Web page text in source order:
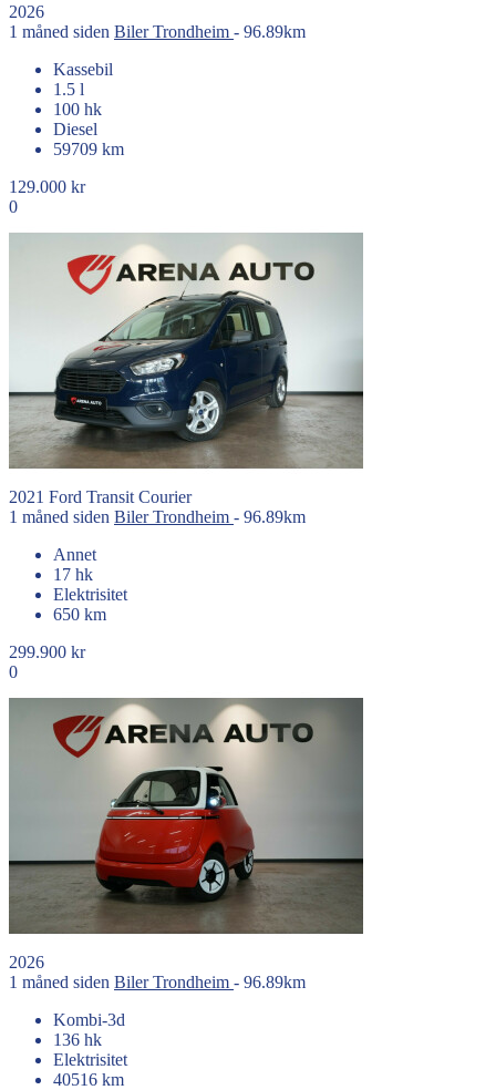
2026
1 måned siden BilerTrondheim - 96.89km
Kassebil
1.5 l
100 hk
Diesel
59709 km
129.000 kr
0
2021 Ford Transit Courier
1 måned siden BilerTrondheim - 96.89km
Annet
17 hk
Elektrisitet
650 km
299.900 kr
0
2026
1 måned siden BilerTrondheim - 96.89km
Kombi-3d
136 hk
Elektrisitet
40516 km